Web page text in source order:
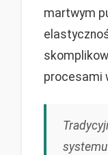
martwym
procesami